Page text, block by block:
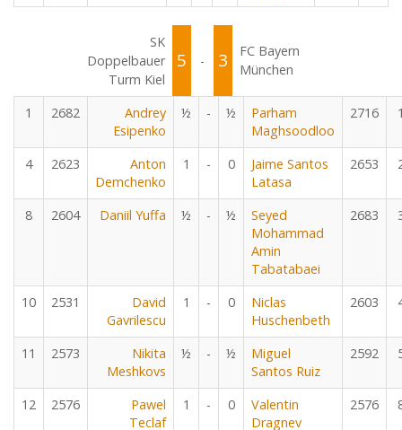
SK
Doppelbauer
Turm Kiel
5 - 3
FC Bayern
München
1 2682
Andrey
Esipenko
½ - ½
Parham
Maghsoodloo
2716
4 2623
Anton
Demchenko
1 - 0
Jaime Santos
Latasa
2653
8 2604 Daniil Yuffa ½ - ½
Seyed
Mohammad
Amin
Tabatabaei
2683
10 2531
David
Gavrilescu
1 - 0
Niclas
Huschenbeth
2603
11 2573
Nikita
Meshkovs
½ - ½
Miguel
Santos Ruiz
2592
12 2576
Pawel
Teclaf
1 - 0
Valentin
Dragnev
2576